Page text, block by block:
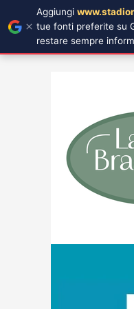
Aggiungi
tue fonti preferite su
restare sempre